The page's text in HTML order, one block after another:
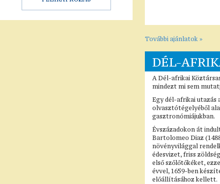
További ajánlatok »
DÉL-
A Dél-afrikai
mindezt mi sem
Egy dél-afrikai utazás
olvasztótégelyéből
gasztronómiájukban.
Évszázadokon át
Bartolomeo Diaz
növényvilággal
édesvizet, friss
első szőlőtőkéket,
évvel, 1659-ben
előállításához kellett.